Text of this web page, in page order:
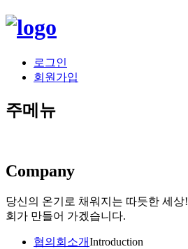
로그인
회원가입
주메뉴
Company
당신의 온기로 채워지는 따듯한 세상!
회가 만들어 가겠습니다.
협의회소개Introduction